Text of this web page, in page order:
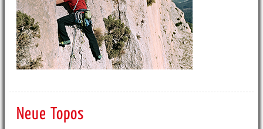
Neue Topos